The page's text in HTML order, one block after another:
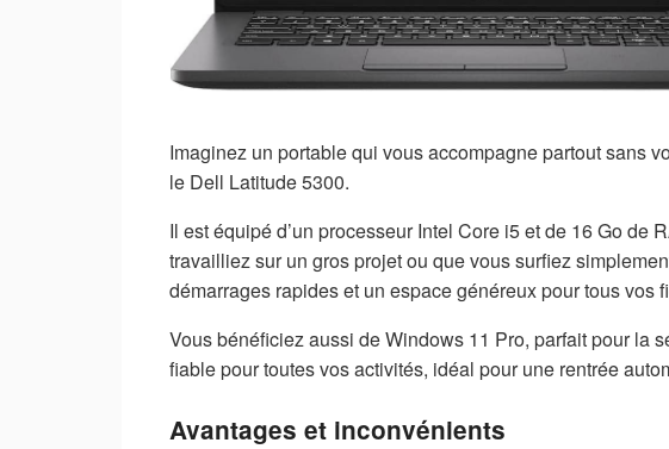
Imaginez un portable qui vous accompagne partout sans
le Dell Latitude 5300.
Il est équipé d’un processeur Intel Core i5 et de 16 Go de
travailliez sur un gros projet ou que vous surfiez
démarrages rapides et un espace généreux pour tous vos
Vous bénéficiez aussi de Windows 11 Pro, parfait pour la
fiable pour toutes vos activités, idéal pour une rentrée
Avantages et inconvénients